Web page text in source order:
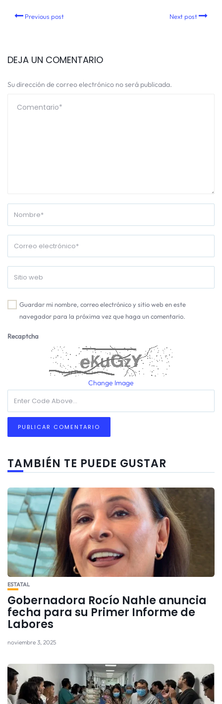
Previous post Next post
DEJA UN COMENTARIO
Su dirección de correo electrónico no será publicada.
Guardar mi nombre, correo electrónico y sitio web en este
navegador para la próxima vez que haga un comentario.
Recaptcha
Change Image
TAMBIÉN TE PUEDE GUSTAR
ESTATAL
Gobernadora Rocío Nahle anuncia
fecha para su Primer Informe de
Labores
noviembre 3, 2025